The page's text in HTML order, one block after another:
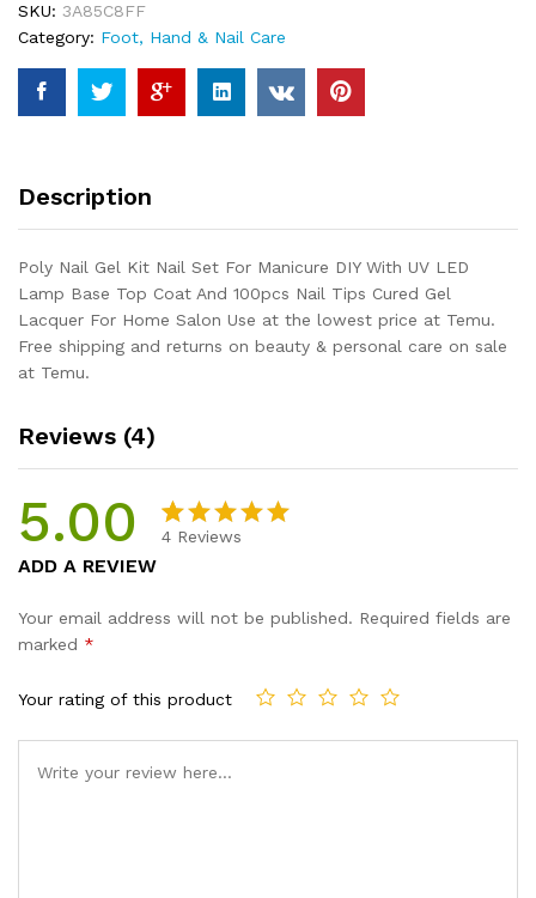
For
Manicure
DIY
With
UV
Base
And
100pcs
Nail
Tips
Cured
Lacquer
Salon
Use
quantity
SKU: 3A85C8FF
Category: Foot, Hand & Nail Care
Description
Poly Nail Gel Kit Nail Set For Manicure DIY With UV LED
Lamp Base Top Coat And 100pcs Nail Tips Cured Gel
Lacquer For Home Salon Use at the lowest price at Temu.
Free shipping and returns on beauty & personal care on sale
at Temu.
Reviews (4)
5.00
based on
4 Reviews
ADD A REVIEW
Your email address will not be published. Required fields are
marked *
Your rating of this product